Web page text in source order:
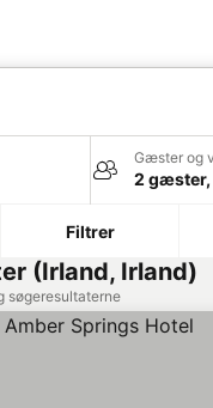
Gæster og
2
Filtrer
(Irland, Irland)
søgeresultaterne